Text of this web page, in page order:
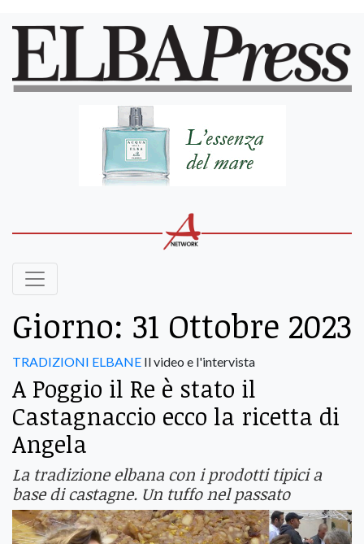
Giorno: 31 Ottobre 2023
TRADIZIONI ELBANE Il video e l'intervista
A Poggio il Re è stato il
Castagnaccio ecco la ricetta di
Angela
La tradizione elbana con i prodotti tipici a
base di castagne. Un tuffo nel passato